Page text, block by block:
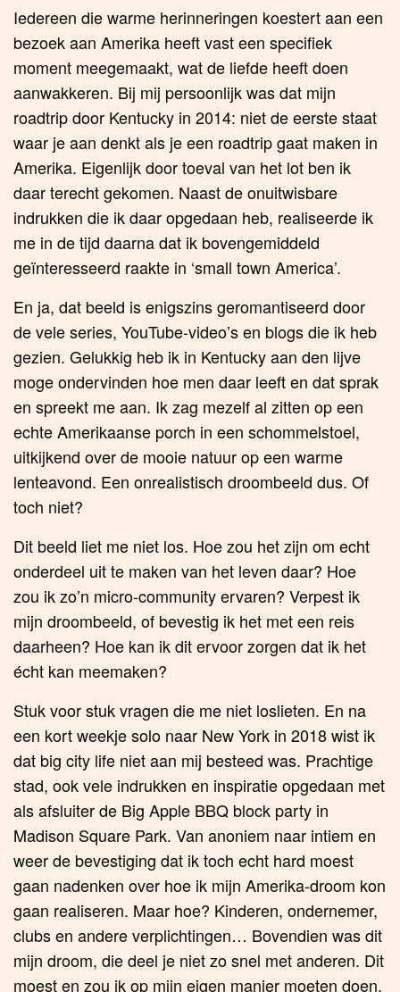
Iedereen die warme herinneringen koestert aan een
bezoek aan Amerika heeft vast een specifiek
moment meegemaakt, wat de liefde heeft doen
aanwakkeren. Bij mij persoonlijk was dat mijn
roadtrip door Kentucky in 2014: niet de eerste staat
waar je aan denkt als je een roadtrip gaat maken in
Amerika. Eigenlijk door toeval van het lot ben ik
daar terecht gekomen. Naast de onuitwisbare
indrukken die ik daar opgedaan heb, realiseerde ik
me in de tijd daarna dat ik bovengemiddeld
geïnteresseerd raakte in ‘small town America’.
En ja, dat beeld is enigszins geromantiseerd door
de vele series, YouTube-video’s en blogs die ik heb
gezien. Gelukkig heb ik in Kentucky aan den lijve
moge ondervinden hoe men daar leeft en dat sprak
en spreekt me aan. Ik zag mezelf al zitten op een
echte Amerikaanse porch in een schommelstoel,
uitkijkend over de mooie natuur op een warme
lenteavond. Een onrealistisch droombeeld dus. Of
toch niet?
Dit beeld liet me niet los. Hoe zou het zijn om echt
onderdeel uit te maken van het leven daar? Hoe
zou ik zo’n micro-community ervaren? Verpest ik
mijn droombeeld, of bevestig ik het met een reis
daarheen? Hoe kan ik dit ervoor zorgen dat ik het
écht kan meemaken?
Stuk voor stuk vragen die me niet loslieten. En na
een kort weekje solo naar New York in 2018 wist ik
dat big city life niet aan mij besteed was. Prachtige
stad, ook vele indrukken en inspiratie opgedaan met
als afsluiter de Big Apple BBQ block party in
Madison Square Park. Van anoniem naar intiem en
weer de bevestiging dat ik toch echt hard moest
gaan nadenken over hoe ik mijn Amerika-droom kon
gaan realiseren. Maar hoe? Kinderen, ondernemer,
clubs en andere verplichtingen… Bovendien was dit
mijn droom, die deel je niet zo snel met anderen. Dit
moest en zou ik op mijn eigen manier moeten doen.